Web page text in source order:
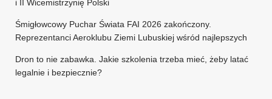
i II Wicemistrzynię Polski
Śmigłowcowy Puchar Świata FAI 2026 zakończony.
Reprezentanci Aeroklubu Ziemi Lubuskiej wśród najlepszych
Dron to nie zabawka. Jakie szkolenia trzeba mieć, żeby latać
legalnie i bezpiecznie?